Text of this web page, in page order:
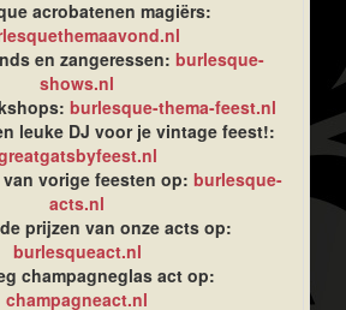
acrobatenen magiërs:
en zangeressen: burlesque-
shows.nl
burlesque-thema-feest.nl
leuke DJ voor je vintage feest!:
vorige feesten op: burlesque-
acts.nl
prijzen van onze acts op:
burlesqueact.nl
champagneglas act op:
champagneact.nl